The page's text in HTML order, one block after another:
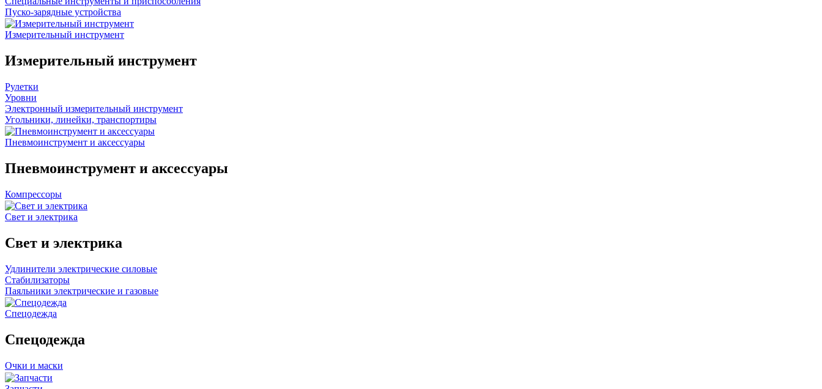
Пуско-зарядные устройства
Измерительный инструмент
Измерительный инструмент
Рулетки
Уровни
Электронный измерительный инструмент
Угольники, линейки, транспортиры
Пневмоинструмент и аксессуары
Пневмоинструмент и аксессуары
Компрессоры
Свет и электрика
Свет и электрика
Удлинители электрические силовые
Стабилизаторы
Паяльники электрические и газовые
Спецодежда
Спецодежда
Очки и маски